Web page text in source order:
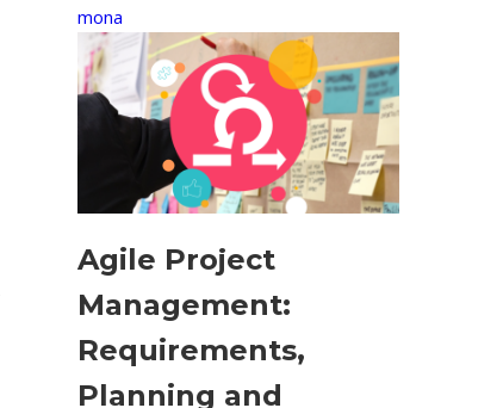
mona
Agile Project
Management:
Requirements,
Planning and